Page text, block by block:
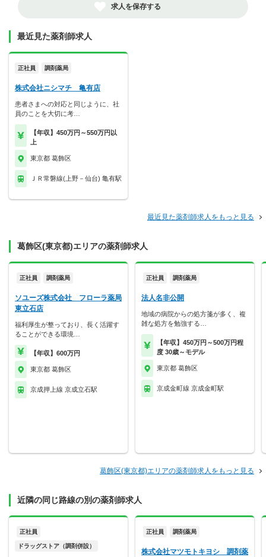
求人を保存する
最近見た薬剤師求人
正社員 調剤薬局
株式会社ニシマチ 亀有店
患者さまへの対応と同じように、社
員のことを大切に考…
【年収】450万円～550万円以
上
東京都 葛飾区
ＪＲ常磐線(上野－仙台) 亀有駅
最近見た薬剤師求人をもっと見る
葛飾区(東京都)エリアの薬剤師求人
正社員 調剤薬局
ソユーズ株式会社 フローラ薬局
東立石店
福利厚生が整っており、長く活躍す
ることができる環境…
【年収】600万円
東京都 葛飾区
京成押上線 京成立石駅
正社員 調剤薬局
法人名非公開
地域の病院からの処方箋が多く、複
雑な処方を勉強する…
【年収】450万円～500万円程
度 30歳～モデル
東京都 葛飾区
京成金町線 京成金町駅
葛飾区(東京都)エリアの薬剤師求人をもっと見る
近隣の同じ路線の別の薬剤師求人
正社員
ドラッグストア（調剤併設）
正社員 調剤薬局
株式会社マツモトキヨシ 調剤薬